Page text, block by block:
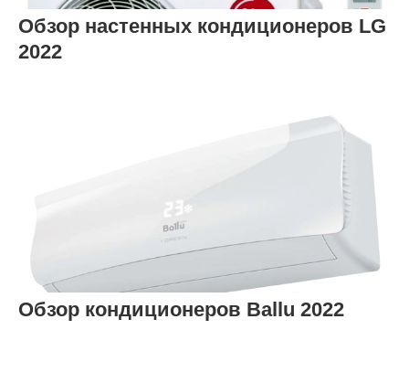
Обзор настенных кондиционеров LG
2022
Обзор кондиционеров Ballu 2022